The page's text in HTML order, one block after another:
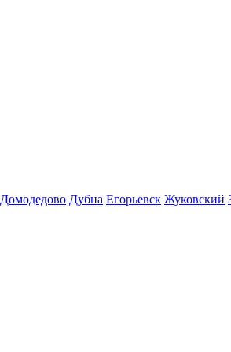
Домодедово Дубна Егорьевск Жуковский